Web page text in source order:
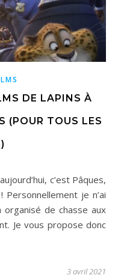
DE LAPINS À
(POUR TOUS LES
je n’ai
organisé de chasse aux
Je vous propose donc
3 avril 2021